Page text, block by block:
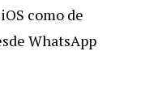
como de
WhatsApp